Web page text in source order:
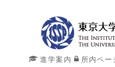
進学案内 所内ペー